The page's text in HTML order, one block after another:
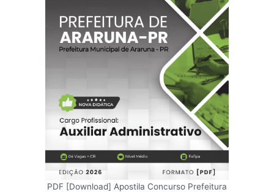
PDF [Download] Apostila Concurso Prefeitura